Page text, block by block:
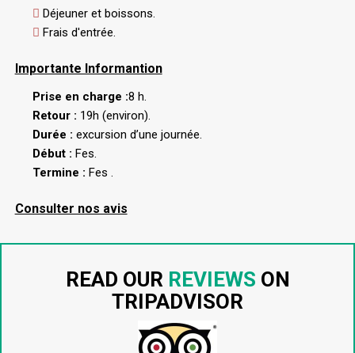
Déjeuner et boissons.
Frais d'entrée.
Importante Informantion
Prise en charge :8 h.
Retour : 19h (environ).
Durée : excursion d’une journée.
Début : Fes.
Termine : Fes .
Consulter nos avis
READ OUR REVIEWS ON
TRIPADVISOR